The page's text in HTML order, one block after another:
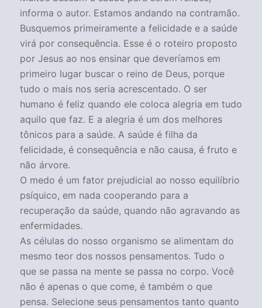
informa o autor. Estamos andando na contramão.
Busquemos primeiramente a felicidade e a saúde
virá por consequência. Esse é o roteiro proposto
por Jesus ao nos ensinar que deveríamos em
primeiro lugar buscar o reino de Deus, porque
tudo o mais nos seria acrescentado. O ser
humano é feliz quando ele coloca alegria em tudo
aquilo que faz. E a alegria é um dos melhores
tônicos para a saúde. A saúde é filha da
felicidade, é consequência e não causa, é fruto e
não árvore.
O medo é um fator prejudicial ao nosso equilíbrio
psíquico, em nada cooperando para a
recuperação da saúde, quando não agravando as
enfermidades.
As células do nosso organismo se alimentam do
mesmo teor dos nossos pensamentos. Tudo o
que se passa na mente se passa no corpo. Você
não é apenas o que come, é também o que
pensa. Selecione seus pensamentos tanto quanto